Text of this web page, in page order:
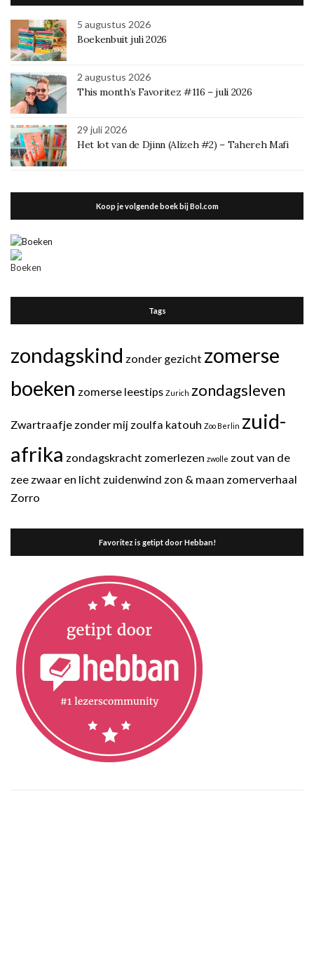
5 augustus 2026
Boekenbuit juli 2026
2 augustus 2026
This month’s Favoritez #116 – juli 2026
29 juli 2026
Het lot van de Djinn (Alizeh #2) – Tahereh Mafi
Koop je volgende boek bij Bol.com
Tags
zondagskind zonder gezicht zomerse
boeken zomerse leestips Zurich zondagsleven
Zwartraafje zonder mij zoulfa katouh Zoo Berlin zuid-
afrika zondagskracht zomerlezen zwolle zout van de
zee zwaar en licht zuidenwind zon & maan zomerverhaal
Zorro
Favoritez is getipt door Hebban!